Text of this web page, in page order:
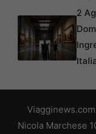
2
Nicola Marchese